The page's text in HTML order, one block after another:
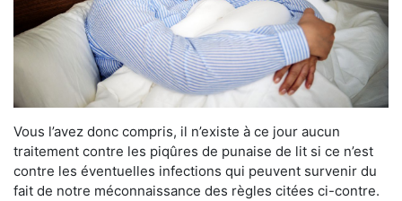
Vous l’avez donc compris, il n’existe à ce jour aucun
traitement contre les piqûres de punaise de lit si ce n’est
contre les éventuelles infections qui peuvent survenir du
fait de notre méconnaissance des règles citées ci-contre.